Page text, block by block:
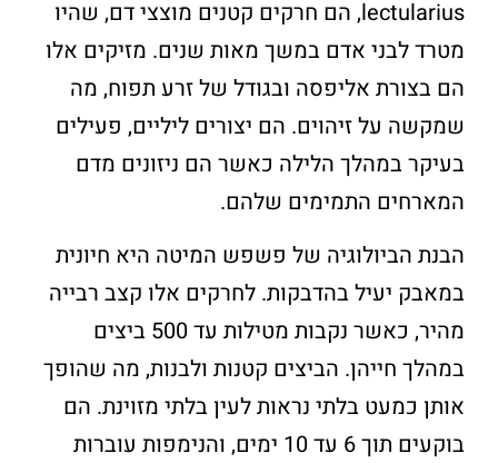
lectularius, הם חרקים קטנים מוצצי דם, שהיו
מטרד לבני אדם במשך מאות שנים. מזיקים אלו
הם בצורת אליפסה ובגודל של זרע תפוח, מה
שמקשה על זיהוים. הם יצורים ליליים, פעילים
בעיקר במהלך הלילה כאשר הם ניזונים מדם
המארחים התמימים שלהם.
הבנת הביולוגיה של פשפש המיטה היא חיונית
במאבק יעיל בהדבקות. לחרקים אלו קצב רבייה
מהיר, כאשר נקבות מטילות עד 500 ביצים
במהלך חייהן. הביצים קטנות ולבנות, מה שהופך
אותן כמעט בלתי נראות לעין בלתי מזוינת. הם
בוקעים תוך 6 עד 10 ימים, והנימפות עוברות